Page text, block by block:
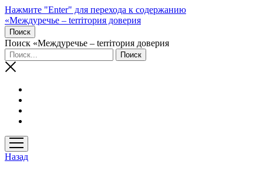
Нажмите "Enter" для перехода к содержанию
«Междуречье – terriтория доверия
Поиск
Поиск «Междуречье – terriтория доверия
открыть
меню
Назад